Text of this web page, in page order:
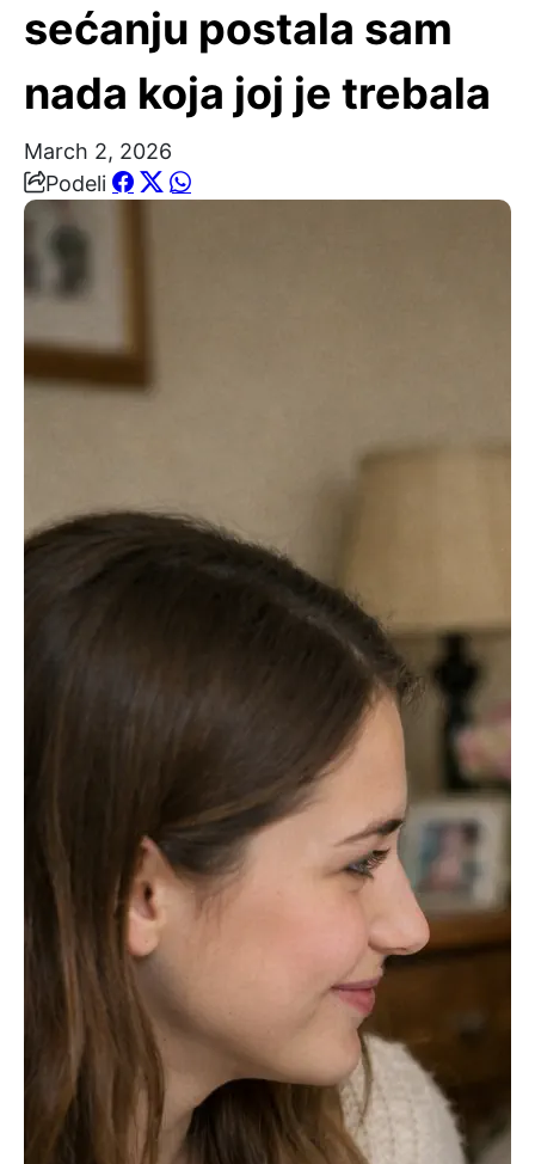
sećanju postala sam
nada koja joj je trebala
March 2, 2026
Podeli